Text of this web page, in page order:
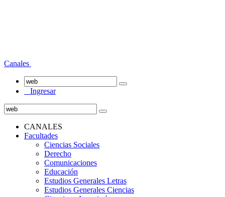
Canales
Ingresar
CANALES
Facultades
Ciencias Sociales
Derecho
Comunicaciones
Educación
Estudios Generales Letras
Estudios Generales Ciencias